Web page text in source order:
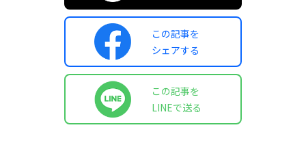
この記事を
シェアする
この記事を
LINEで送る